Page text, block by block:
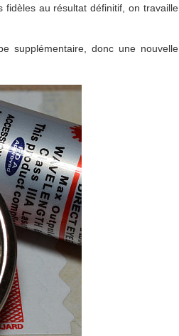
au résultat définitif, on travaille
supplémentaire, donc une nouvelle